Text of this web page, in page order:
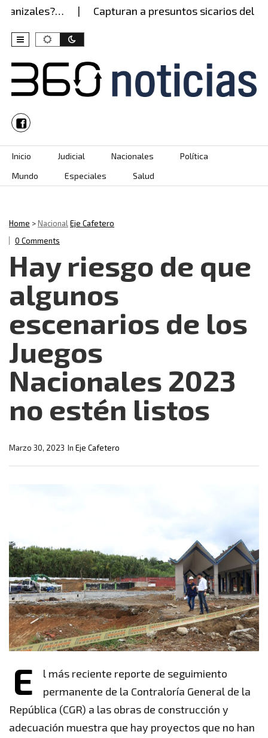
Capturan a presuntos sicarios del
Skip to content
Inicio Judicial Nacionales
Política
Mundo
Especiales Salud
Home >NacionalEje Cafetero
0 Comments
Hay riesgo de que
algunos
escenarios de los
Juegos
Nacionales 2023
no estén listos
In Eje Cafetero
Marzo 30, 2023
E
l más reciente reporte de seguimiento
permanente de la Contraloría General de la
República (CGR) a las obras de construcción y
adecuación muestra que hay proyectos que no han